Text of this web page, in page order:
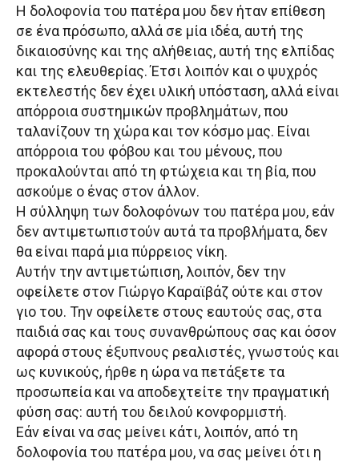
Η δολοφονία του πατέρα μου δεν ήταν επίθεση
σε ένα πρόσωπο, αλλά σε μία ιδέα, αυτή της
δικαιοσύνης και της αλήθειας, αυτή της ελπίδας
και της ελευθερίας. Έτσι λοιπόν και ο ψυχρός
εκτελεστής δεν έχει υλική υπόσταση, αλλά είναι
απόρροια συστημικών προβλημάτων, που
ταλανίζουν τη χώρα και τον κόσμο μας. Είναι
απόρροια του φόβου και του μένους, που
προκαλούνται από τη φτώχεια και τη βία, που
ασκούμε ο ένας στον άλλον.
Η σύλληψη των δολοφόνων του πατέρα μου, εάν
δεν αντιμετωπιστούν αυτά τα προβλήματα, δεν
θα είναι παρά μια πύρρειος νίκη.
Αυτήν την αντιμετώπιση, λοιπόν, δεν την
οφείλετε στον Γιώργο Καραϊβάζ ούτε και στον
γιο του. Την οφείλετε στους εαυτούς σας, στα
παιδιά σας και τους συνανθρώπους σας και όσον
αφορά στους έξυπνους ρεαλιστές, γνωστούς και
ως κυνικούς, ήρθε η ώρα να πετάξετε τα
προσωπεία και να αποδεχτείτε την πραγματική
φύση σας: αυτή του δειλού κονφορμιστή.
Εάν είναι να σας μείνει κάτι, λοιπόν, από τη
δολοφονία του πατέρα μου, να σας μείνει ότι η